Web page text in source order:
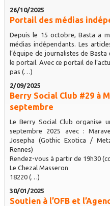
26/10/2025
Portail des médias
Depuis le 15 octobre, Basta a
médias indépendants. Les
l’équipe de journalistes de
le portail. Avec ce portail de
pas (…)
2/09/2025
Berry Social Club #29 à
septembre
Le Berry Social Club organise
septembre 2025 avec :
Josepha (Gothic Exotica /
Rennes)
Rendez-vous à partir de 19h30
Le Chezal Masseron
18220 (…)
30/01/2025
Soutien à l’OFB et